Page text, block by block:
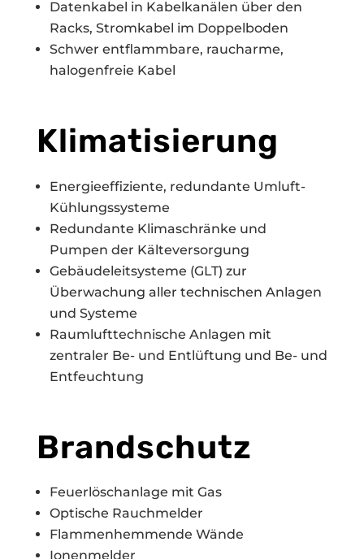
Datenkabel in Kabelkanälen über den
Racks, Stromkabel im Doppelboden
Schwer entflammbare, raucharme,
halogenfreie Kabel
Klimatisierung
Energieeffiziente, redundante Umluft-
Kühlungssysteme
Redundante Klimaschränke und
Pumpen der Kälteversorgung
Gebäudeleitsysteme (GLT) zur
Überwachung aller technischen Anlagen
und Systeme
Raumlufttechnische Anlagen mit
zentraler Be- und Entlüftung und Be- und
Entfeuchtung
Brandschutz
Feuerlöschanlage mit Gas
Optische Rauchmelder
Flammenhemmende Wände
Ionenmelder